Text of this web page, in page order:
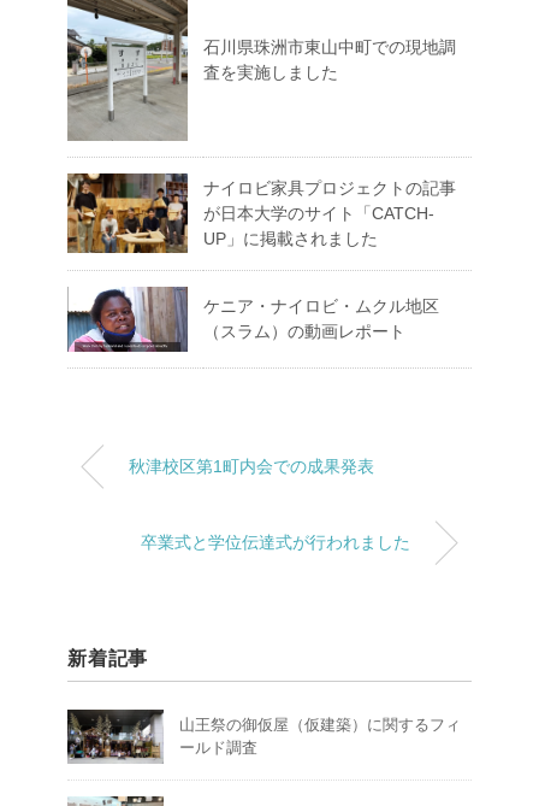
石川県珠洲市東山中町での現地調
査を実施しました
ナイロビ家具プロジェクトの記事
が日本大学のサイト「CATCH-
UP」に掲載されました
ケニア・ナイロビ・ムクル地区
（スラム）の動画レポート
秋津校区第1町内会での成果発表
卒業式と学位伝達式が行われました
新着記事
山王祭の御仮屋（仮建築）に関するフィ
ールド調査